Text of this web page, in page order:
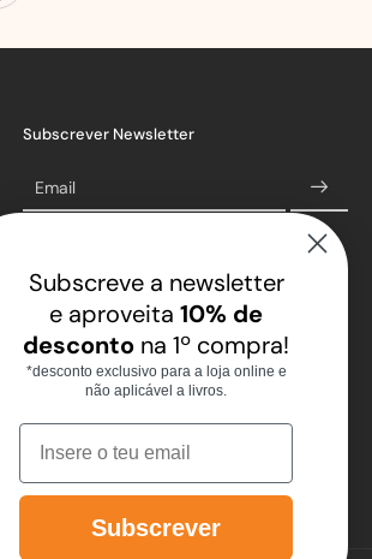
Subscrever Newsletter
Email
Subscreve a newsletter
e aproveita 10% de
desconto na 1º compra!
*desconto exclusivo para a loja online e
não aplicável a livros.
Email
Subscrever